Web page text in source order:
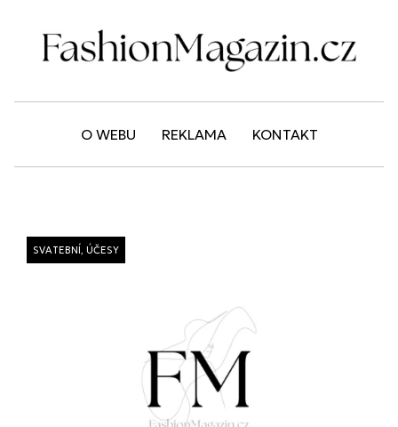
O WEBU REKLAMA KONTAKT
SVATEBNÍ, ÚČESY